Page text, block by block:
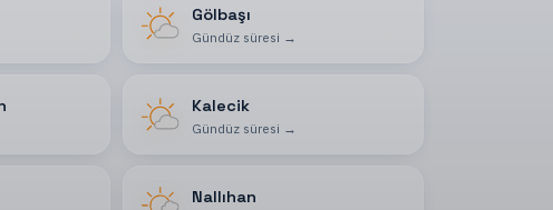
Gölbaşı
Gündüz süresi →
Kalecik
Gündüz süresi →
Nallıhan